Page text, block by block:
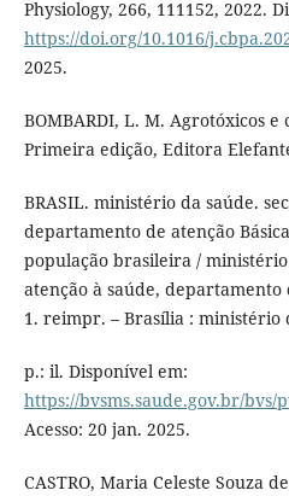
Physiology, 266, 111152, 2022.
https://doi.org/10.1016/
2025.
BOMBARDI, L. M. Agrotóxicos
Primeira edição, Editora
BRASIL. ministério da saúde.
departamento de atenção
população brasileira /
atenção à saúde, departamento
1. reimpr. – Brasília : ministério
p.: il. Disponível em:
https://bvsms.saude.gov.br/bvs/
Acesso: 20 jan. 2025.
CASTRO, Maria Celeste Souza